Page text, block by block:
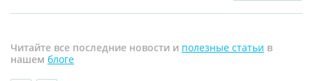
Читайте все последние новости и полезные статьи в
нашем блоге